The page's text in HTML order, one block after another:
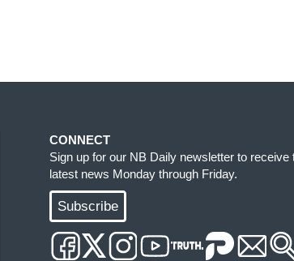
CONNECT
Sign up for our NB Daily newsletter to receive
latest news Monday through Friday.
Subscribe